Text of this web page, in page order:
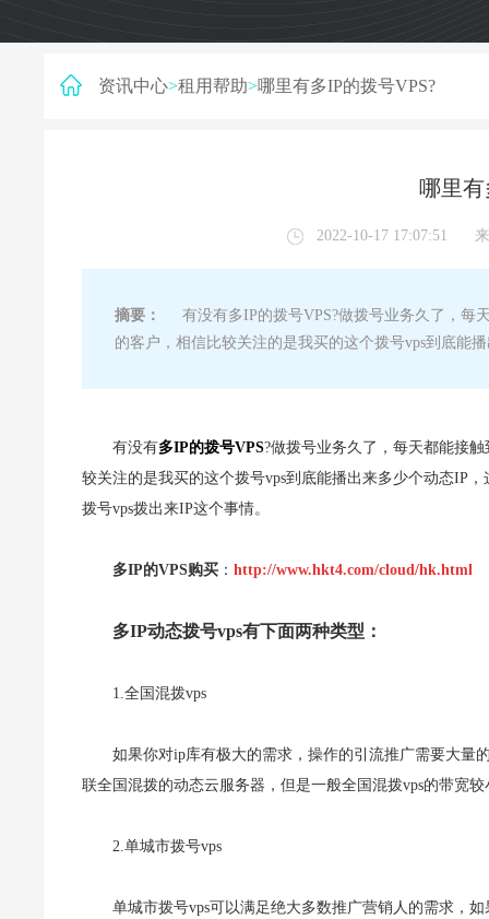
资讯中心>租用帮助>哪里有多IP的拨号VPS?
哪里
2022-10-17 17:07:51
摘要：
有没有多IP的拨号VPS?做拨号业务久了，每
的客户，相信比较关注的是我买的这个拨号vps到底能
有没有多IP的拨号VPS?做拨号业务久了，每天都能接
较关注的是我买的这个拨号vps到底能播出来多少个动态IP
拨号vps拨出来IP这个事情。
多IP的VPS购买 ： http://www.hkt4.com/cloud/hk.html
多IP动态拨号vps有下面两种类型：
1.全国混拨vps
如果你对ip库有极大的需求，操作的引流推广需要大量
联全国混拨的动态云服务器，但是一般全国混拨vps的带宽较
2.单城市拨号vps
单城市拨号vps可以满足绝大多数推广营销人的需求，